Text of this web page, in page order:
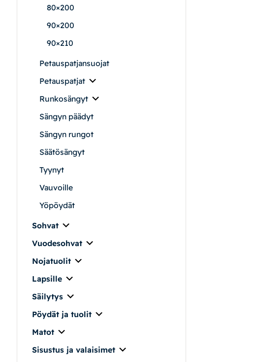
80×200
90×200
90×210
Petauspatjansuojat
Petauspatjat
Runkosängyt
Sängyn päädyt
Sängyn rungot
Säätösängyt
Tyynyt
Vauvoille
Yöpöydät
Sohvat
Vuodesohvat
Nojatuolit
Lapsille
Säilytys
Pöydät ja tuolit
Matot
Sisustus ja valaisimet